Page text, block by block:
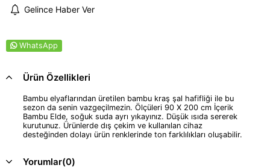
Gelince Haber Ver
WhatsApp
Ürün Özellikleri
Bambu elyaflarından üretilen bambu kraş şal hafifliği ile bu
sezon da senin vazgeçilmezin. Ölçüleri 90 X 200 cm İçerik
Bambu Elde, soğuk suda ayrı yıkayınız. Düşük ısıda sererek
kurutunuz. Ürünlerde dış çekim ve kullanılan cihaz
desteğinden dolayı ürün renklerinde ton farklılıkları oluşabilir.
Yorumlar(0)